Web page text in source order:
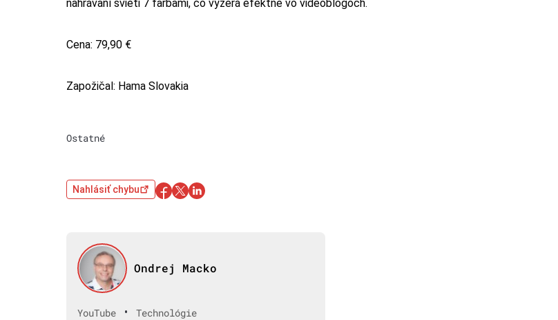
nahrávaní svieti 7 farbami, čo vyzerá efektne vo videoblogoch.
Cena: 79,90 €
Zapožičal: Hama Slovakia
Ostatné
Nahlásiť chybu
Ondrej Macko
YouTube •
Technológie